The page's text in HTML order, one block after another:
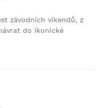
závodních víkendů, z
do ikonické